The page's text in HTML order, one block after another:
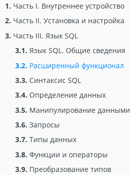
1. Часть I. Внутреннее устройство
2. Часть II. Установка и настройка
3. Часть III. Язык SQL
3.1. Язык SQL. Общие сведения
3.2. Расширенный функционал
3.3. Синтаксис SQL
3.4. Определение данных
3.5. Манипулирование данными
3.6. Запросы
3.7. Типы данных
3.8. Функции и операторы
3.9. Преобразование типов